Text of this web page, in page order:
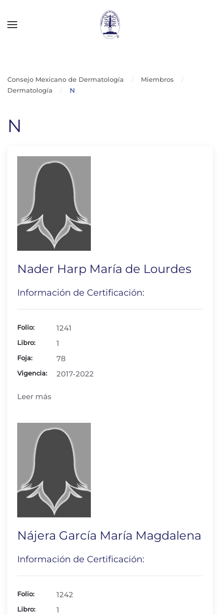
Consejo Mexicano de Dermatología
Miembros
Dermatología
N
N
Nader Harp María de Lourdes
Información de Certificación:
Folio: 1241
Libro: 1
Foja: 78
Vigencia: 2017-2022
Leer más
Nájera García María Magdalena
Información de Certificación:
Folio: 1242
Libro: 1